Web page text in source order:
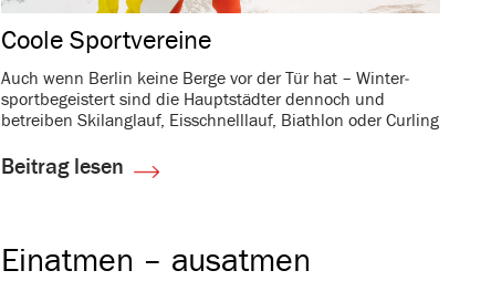
Coole Sport­ver­eine
Auch wenn Berlin keine Berge vor der Tür hat – Winter­
sport­be­geis­tert sind die Haupt­städter dennoch und
betreiben Skilang­lauf, Eisschnell­lauf, Biathlon oder Curling
Beitrag lesen
Einatmen – ausatmen